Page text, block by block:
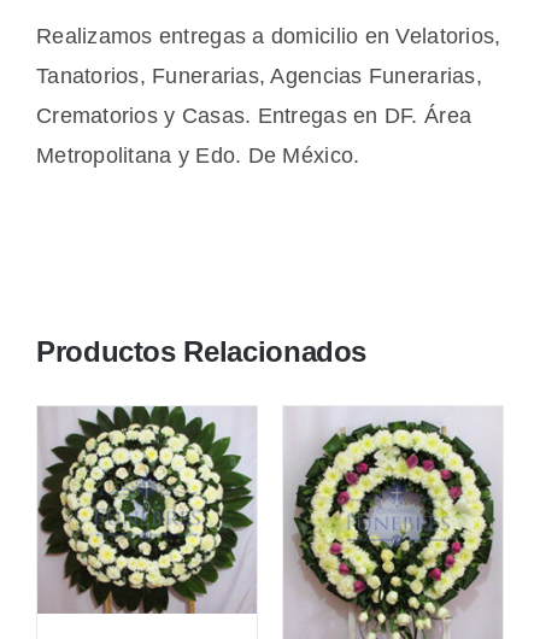
Realizamos entregas a domicilio en Velatorios,
Tanatorios, Funerarias, Agencias Funerarias,
Crematorios y Casas. Entregas en DF. Área
Metropolitana y Edo. De México.
Productos Relacionados